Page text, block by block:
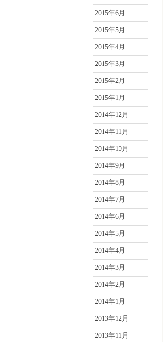
2015年6月
2015年5月
2015年4月
2015年3月
2015年2月
2015年1月
2014年12月
2014年11月
2014年10月
2014年9月
2014年8月
2014年7月
2014年6月
2014年5月
2014年4月
2014年3月
2014年2月
2014年1月
2013年12月
2013年11月